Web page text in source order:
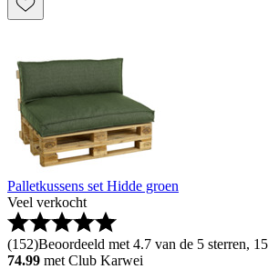
Palletkussens set Hidde groen
Veel verkocht
(152)Beoordeeld met 4.7 van de 5 sterren,
74.99 met Club Karwei